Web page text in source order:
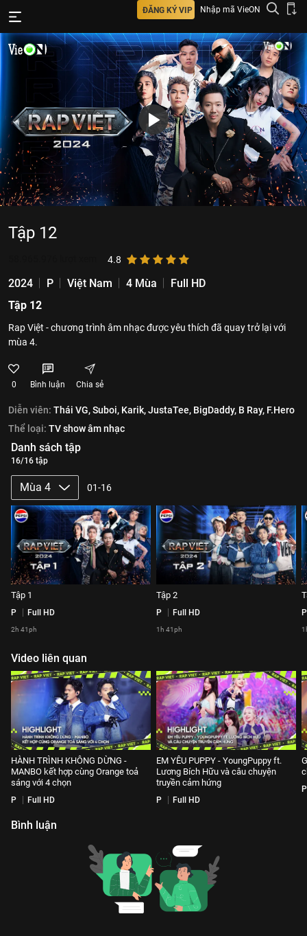
ĐĂNG KÝ VIP Nhập mã VieON
Tập 12
4.8
2024 P Việt Nam 4 Mùa
Full HD
Tập 12
Rap Việt - chương trình âm nhạc được yêu thích đã quay trở lại với
mùa 4.
0 Bình luận Chia sẻ
Diễn viên: Thái VG,Suboi, Karik,JustaTee, BigDaddy, B Ray, F.Hero
Thể loại: TV show âm nhạc
Danh sách tập
16/16 tập
Mùa 4 01-16
Tập 1
P Full HD
2h 41ph
Tập 2
P Full HD
1h 41ph
P
Video liên quan
HÀNH TRÌNH KHÔNG DỪNG -
MANBO kết hợp cùng Orange toả
sáng với 4 chọn
P Full HD
EM YÊU PUPPY - YoungPuppy ft.
Lương Bích Hữu và câu chuyện
truyền cảm hứng
P Full HD
P
Bình luận